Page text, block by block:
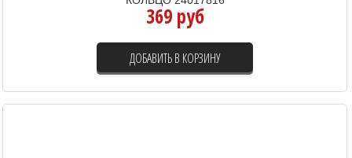
369 руб
ДОБАВИТЬ В КОРЗИНУ